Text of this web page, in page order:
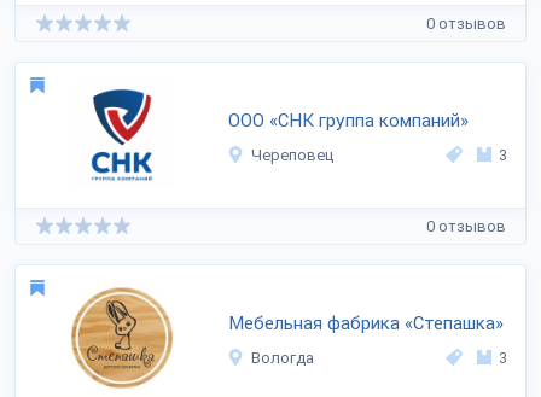
0 отзывов
ООО «СНК группа компаний»
Череповец 3
0 отзывов
Мебельная фабрика «Степашка»
Вологда 3